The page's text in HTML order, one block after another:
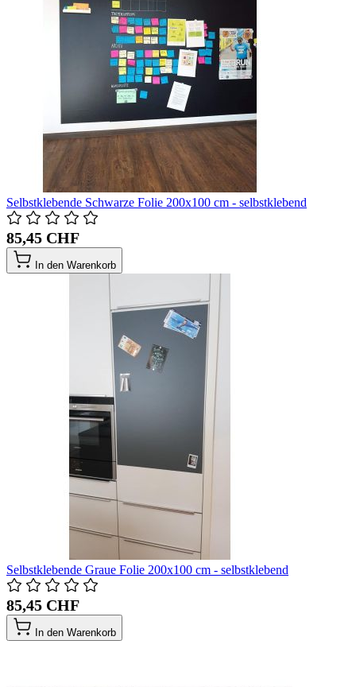
Selbstklebende Schwarze Folie 200x100 cm - selbstklebend
85,45 CHF
In den Warenkorb
Selbstklebende Graue Folie 200x100 cm - selbstklebend
85,45 CHF
In den Warenkorb